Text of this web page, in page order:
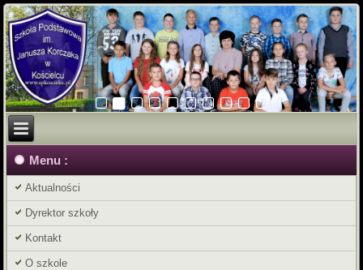
Menu :
Aktualności
Dyrektor szkoły
Kontakt
O szkole